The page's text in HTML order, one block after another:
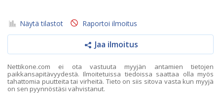
Näytä tilastot Raportoi ilmoitus
Jaa ilmoitus
Nettikone.com ei ota vastuuta myyjän antamien tietojen
paikkansapitävyydestä. Ilmoitetuissa tiedoissa saattaa olla myös
tahattomia puutteita tai virheitä. Tieto on siis sitova vasta kun myyjä
on sen pyynnöstäsi vahvistanut.